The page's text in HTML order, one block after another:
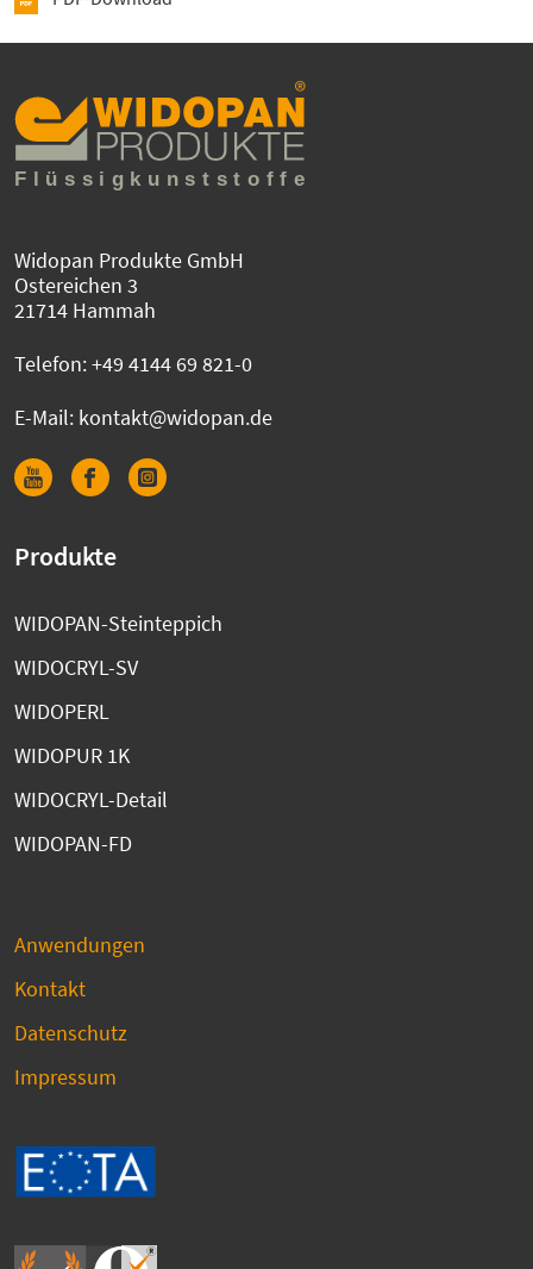
Widopan Produkte GmbH
Ostereichen 3
21714 Hammah
Telefon:+49 4144 69 821-0
E-Mail: kontakt@widopan.de
Produkte
WIDOPAN-Steinteppich
WIDOCRYL-SV
WIDOPERL
WIDOPUR 1K
WIDOCRYL-Detail
WIDOPAN-FD
Anwendungen
Kontakt
Datenschutz
Impressum